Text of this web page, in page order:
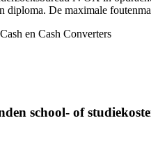
diploma. De maximale
en Cash Converters
school- of